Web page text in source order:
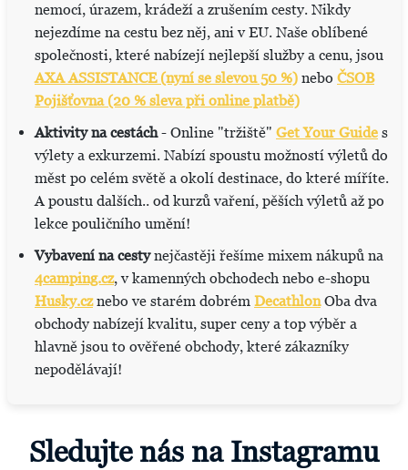
nemocí, úrazem, krádeží a zrušením cesty. Nikdy
nejezdíme na cestu bez něj, ani v EU. Naše oblíbené
společnosti, které nabízejí nejlepší služby a cenu, jsou
AXA ASSISTANCE (nyní se slevou 50 %) nebo ČSOB
Pojišťovna (20 % sleva při online platbě)
Aktivity na cestách- Online "tržiště" Get Your Guide s
výlety a exkurzemi. Nabízí spoustu možností výletů do
měst po celém světě a okolí destinace, do které míříte.
A poustu dalších.. od kurzů vaření, pěších výletů až po
lekce pouličního umění!
Vybavení na cestynejčastěji řešíme mixem nákupů na
4camping.cz, v kamenných obchodech nebo e-shopu
Husky.cznebo ve starém dobrém DecathlonOba dva
obchody nabízejí kvalitu, super ceny a top výběr a
hlavně jsou to ověřené obchody, které zákazníky
nepodělávají!
Sledujte nás na Instagramu